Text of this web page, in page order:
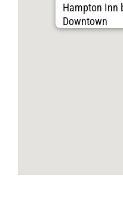
Hampton Inn
Downtown